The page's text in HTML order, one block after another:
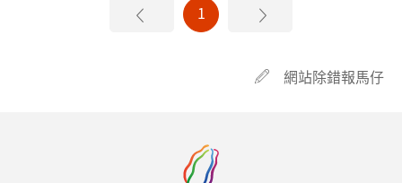
1
網站除錯報馬仔